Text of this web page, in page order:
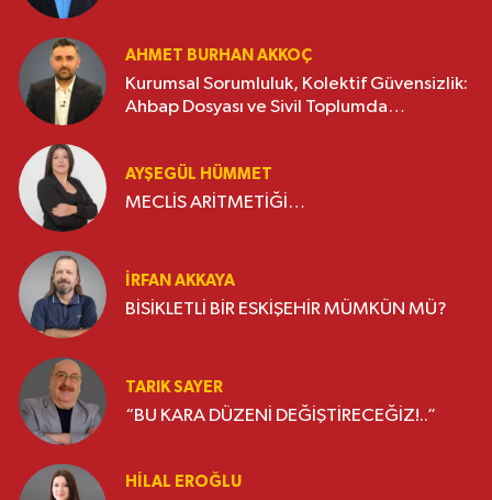
AHMET BURHAN AKKOÇ
Kurumsal Sorumluluk, Kolektif Güvensizlik:
Ahbap Dosyası ve Sivil Toplumda
AYŞEGÜL HÜMMET
MECLİS ARİTMETİĞİ…
İRFAN AKKAYA
BİSİKLETLİ BİR ESKİŞEHİR MÜMKÜN MÜ?
TARIK SAYER
“BU KARA DÜZENİ DEĞİŞTİRECEĞİZ!..”
HILAL EROĞLU